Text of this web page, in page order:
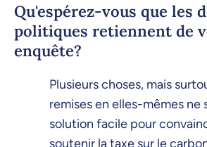
Qu'espérez-vous que les
politiques retiennent de
enquête?
Plusieurs choses, mais
remises en elles-mêmes ne
solution facile pour
soutenir la taxe sur le